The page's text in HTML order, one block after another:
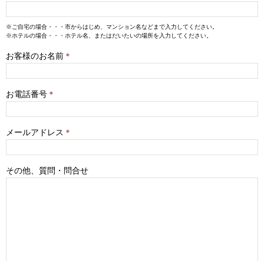
※ご自宅の場合・・・市からはじめ、マンション名などまで入力してください。
※ホテルの場合・・・ホテル名、またはだいたいの場所を入力してください。
お客様のお名前 ＊
お電話番号 ＊
メールアドレス ＊
その他、質問・問合せ